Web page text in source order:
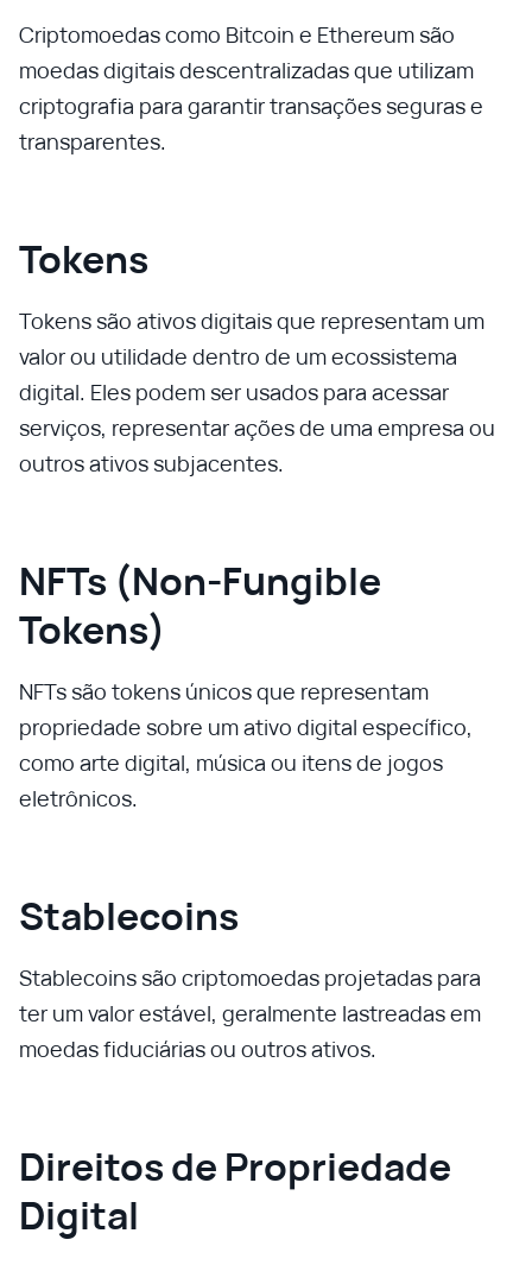
Criptomoedas como Bitcoin e Ethereum são
moedas digitais descentralizadas que utilizam
criptografia para garantir transações seguras e
transparentes.
Tokens
Tokens são ativos digitais que representam um
valor ou utilidade dentro de um ecossistema
digital. Eles podem ser usados para acessar
serviços, representar ações de uma empresa ou
outros ativos subjacentes.
NFTs (Non-Fungible
Tokens)
NFTs são tokens únicos que representam
propriedade sobre um ativo digital específico,
como arte digital, música ou itens de jogos
eletrônicos.
Stablecoins
Stablecoins são criptomoedas projetadas para
ter um valor estável, geralmente lastreadas em
moedas fiduciárias ou outros ativos.
Direitos de Propriedade
Digital